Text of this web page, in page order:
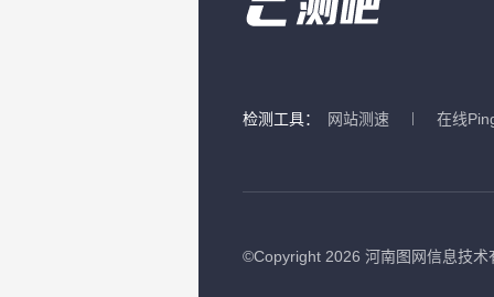
检测工具： 网站测速 在线
©Copyright 2026 河南图网信息技